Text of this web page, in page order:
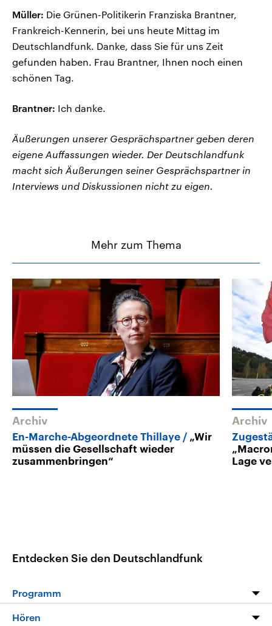
Müller: Die Grünen-Politikerin Franziska Brantner,
Frankreich-Kennerin, bei uns heute Mittag im
Deutschlandfunk. Danke, dass Sie für uns Zeit
gefunden haben. Frau Brantner, Ihnen noch einen
schönen Tag.
Brantner: Ich danke.
Äußerungen unserer Gesprächspartner geben deren
eigene Auffassungen wieder. Der Deutschlandfunk
macht sich Äußerungen seiner Gesprächspartner in
Interviews und Diskussionen nicht zu eigen.
Mehr zum Thema
Archiv
En-Marche-Abgeordnete Thillaye
„Wir
müssen die Gesellschaft wieder
zusammenbringen“
Archiv
Lage
Entdecken Sie den Deutschlandfunk
Programm
Programm
Hören